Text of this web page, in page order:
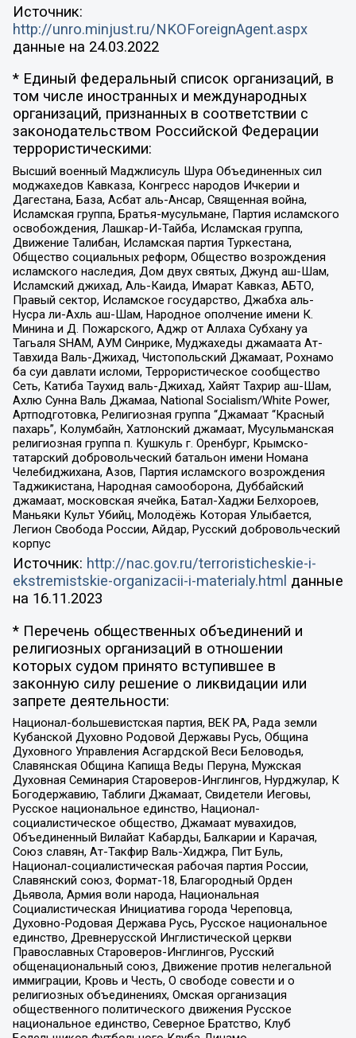
Источник:
http://unro.minjust.ru/NKOForeignAgent.aspx
данные на 24.03.2022
* Единый федеральный список организаций, в
том числе иностранных и международных
организаций, признанных в соответствии с
законодательством Российской Федерации
террористическими:
Высший военный Маджлисуль Шура Объединенных сил
моджахедов Кавказа, Конгресс народов Ичкерии и
Дагестана, База, Асбат аль-Ансар, Священная война,
Исламская группа, Братья-мусульмане, Партия исламского
освобождения, Лашкар-И-Тайба, Исламская группа,
Движение Талибан, Исламская партия Туркестана,
Общество социальных реформ, Общество возрождения
исламского наследия, Дом двух святых, Джунд аш-Шам,
Исламский джихад, Аль-Каида, Имарат Кавказ, АБТО,
Правый сектор, Исламское государство, Джабха аль-
Нусра ли-Ахль аш-Шам, Народное ополчение имени К.
Минина и Д. Пожарского, Аджр от Аллаха Субхану уа
Тагьаля SHAM, АУМ Синрике, Муджахеды джамаата Ат-
Тавхида Валь-Джихад, Чистопольский Джамаат, Рохнамо
ба суи давлати исломи, Террористическое сообщество
Сеть, Катиба Таухид валь-Джихад, Хайят Тахрир аш-Шам,
Ахлю Сунна Валь Джамаа, National Socialism/White Power,
Артподготовка, Религиозная группа “Джамаат “Красный
пахарь”, Колумбайн, Хатлонский джамаат, Мусульманская
религиозная группа п. Кушкуль г. Оренбург, Крымско-
татарский добровольческий батальон имени Номана
Челебиджихана, Азов, Партия исламского возрождения
Таджикистана, Народная самооборона, Дуббайский
джамаат, московская ячейка, Батал-Хаджи Белхороев,
Маньяки Культ Убийц, Молодёжь Которая Улыбается,
Легион Свобода России, Айдар, Русский добровольческий
корпус
Источник: http://nac.gov.ru/terroristicheskie-i-
ekstremistskie-organizacii-i-materialy.html данные
на 16.11.2023
* Перечень общественных объединений и
религиозных организаций в отношении
которых судом принято вступившее в
законную силу решение о ликвидации или
запрете деятельности:
Национал-большевистская партия, ВЕК РА, Рада земли
Кубанской Духовно Родовой Державы Русь, Община
Духовного Управления Асгардской Веси Беловодья,
Славянская Община Капища Веды Перуна, Мужская
Духовная Семинария Староверов-Инглингов, Нурджулар, К
Богодержавию, Таблиги Джамаат, Свидетели Иеговы,
Русское национальное единство, Национал-
социалистическое общество, Джамаат мувахидов,
Объединенный Вилайат Кабарды, Балкарии и Карачая,
Союз славян, Ат-Такфир Валь-Хиджра, Пит Буль,
Национал-социалистическая рабочая партия России,
Славянский союз, Формат-18, Благородный Орден
Дьявола, Армия воли народа, Национальная
Социалистическая Инициатива города Череповца,
Духовно-Родовая Держава Русь, Русское национальное
единство, Древнерусской Инглистической церкви
Православных Староверов-Инглингов, Русский
общенациональный союз, Движение против нелегальной
иммиграции, Кровь и Честь, О свободе совести и о
религиозных объединениях, Омская организация
общественного политического движения Русское
национальное единство, Северное Братство, Клуб